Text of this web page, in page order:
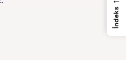
İndeks